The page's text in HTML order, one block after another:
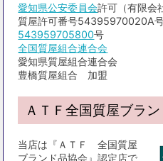
愛知県公安委員会許可（有限会
質屋許可番号54395970020A
543959705800号
全国質屋組合連合会
愛知県質屋組合連合会
豊橋質屋組合 加盟
ＡＴＦ全国質屋ブラ
当店は『ＡＴＦ 全国質屋
ブランド品協会』認定店で